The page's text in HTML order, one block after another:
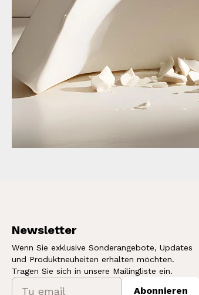
Newsletter
Wenn Sie exklusive Sonderangebote, Updates
und Produktneuheiten erhalten möchten.
Tragen Sie sich in unsere Mailingliste ein.
Abonnieren